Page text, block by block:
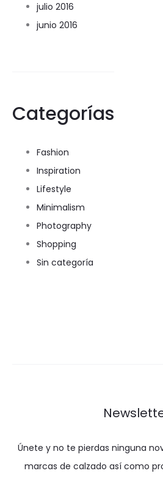
julio 2016
junio 2016
Categorías
Fashion
Inspiration
Lifestyle
Minimalism
Photography
Shopping
Sin categoría
Únete y no te pierdas ninguna
marcas de calzado así como